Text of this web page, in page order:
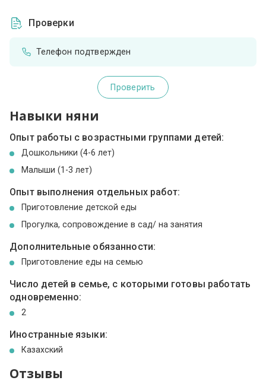
Проверки
Телефон подтвержден
Проверить
Навыки няни
Опыт работы с возрастными группами детей:
Дошкольники (4-6 лет)
Малыши (1-3 лет)
Опыт выполнения отдельных работ:
Приготовление детской еды
Прогулка, сопровождение в сад/ на занятия
Дополнительные обязанности:
Приготовление еды на семью
Число детей в семье, с которыми готовы работать
одновременно:
2
Иностранные языки:
Казахский
Отзывы